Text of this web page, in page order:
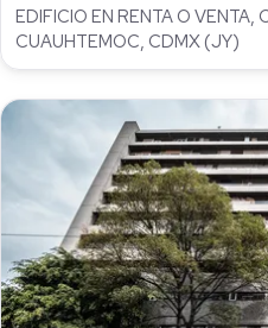
EDIFICIO EN RENTA O VENTA,
CUAUHTEMOC, CDMX (JY)